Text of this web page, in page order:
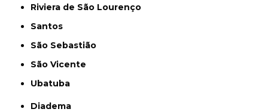
Riviera de São Lourenço
Santos
São Sebastião
São Vicente
Ubatuba
Diadema